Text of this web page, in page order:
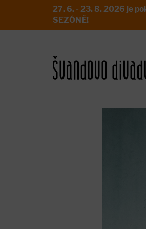
27. 6. - 23. 8. 2026 je
SEZÓNĚ!